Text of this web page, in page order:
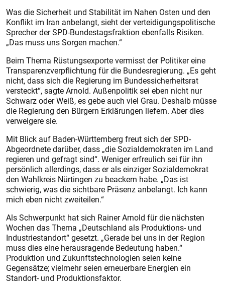
Was die Sicherheit und Stabilität im Nahen Osten und den
Konflikt im Iran anbelangt, sieht der verteidigungspolitische
Sprecher der SPD-Bundestagsfraktion ebenfalls Risiken.
„Das muss uns Sorgen machen.“
Beim Thema Rüstungsexporte vermisst der Politiker eine
Transparenzverpflichtung für die Bundesregierung. „Es geht
nicht, dass sich die Regierung im Bundessicherheitsrat
versteckt“, sagte Arnold. Außenpolitik sei eben nicht nur
Schwarz oder Weiß, es gebe auch viel Grau. Deshalb müsse
die Regierung den Bürgern Erklärungen liefern. Aber dies
verweigere sie.
Mit Blick auf Baden-Württemberg freut sich der SPD-
Abgeordnete darüber, dass „die Sozialdemokraten im Land
regieren und gefragt sind“. Weniger erfreulich sei für ihn
persönlich allerdings, dass er als einziger Sozialdemokrat
den Wahlkreis Nürtingen zu beackern habe. „Das ist
schwierig, was die sichtbare Präsenz anbelangt. Ich kann
mich eben nicht zweiteilen.“
Als Schwerpunkt hat sich Rainer Arnold für die nächsten
Wochen das Thema „Deutschland als Produktions- und
Industriestandort“ gesetzt. „Gerade bei uns in der Region
muss dies eine herausragende Bedeutung haben.“
Produktion und Zukunftstechnologien seien keine
Gegensätze; vielmehr seien erneuerbare Energien ein
Standort- und Produktionsfaktor.